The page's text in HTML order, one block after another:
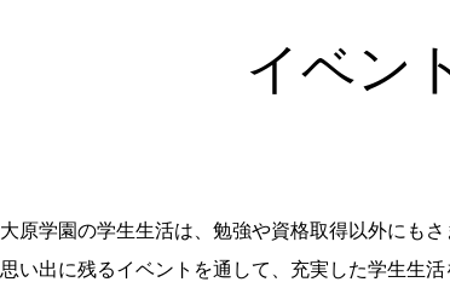
イベン
大原学園の学生生活は、勉強や資格取得以外にも
思い出に残るイベントを通して、充実した学生生活